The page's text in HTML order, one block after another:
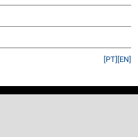
[EN]
[PT]